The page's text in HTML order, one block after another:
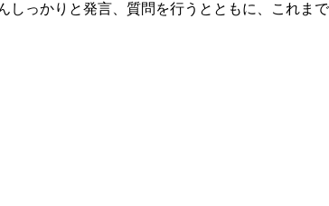
っかりと発言、質問を行うとともに、これま